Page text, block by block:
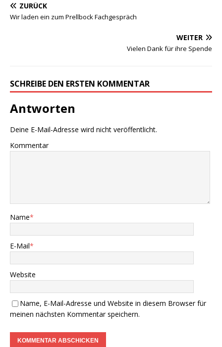
ZURÜCK
Wir laden ein zum Prellbock Fachgespräch
WEITER
Vielen Dank für ihre Spende
SCHREIBE DEN ERSTEN KOMMENTAR
Antworten
Deine E-Mail-Adresse wird nicht veröffentlicht.
Kommentar
Name*
E-Mail*
Website
Name, E-Mail-Adresse und Website in diesem Browser für
meinen nächsten Kommentar speichern.